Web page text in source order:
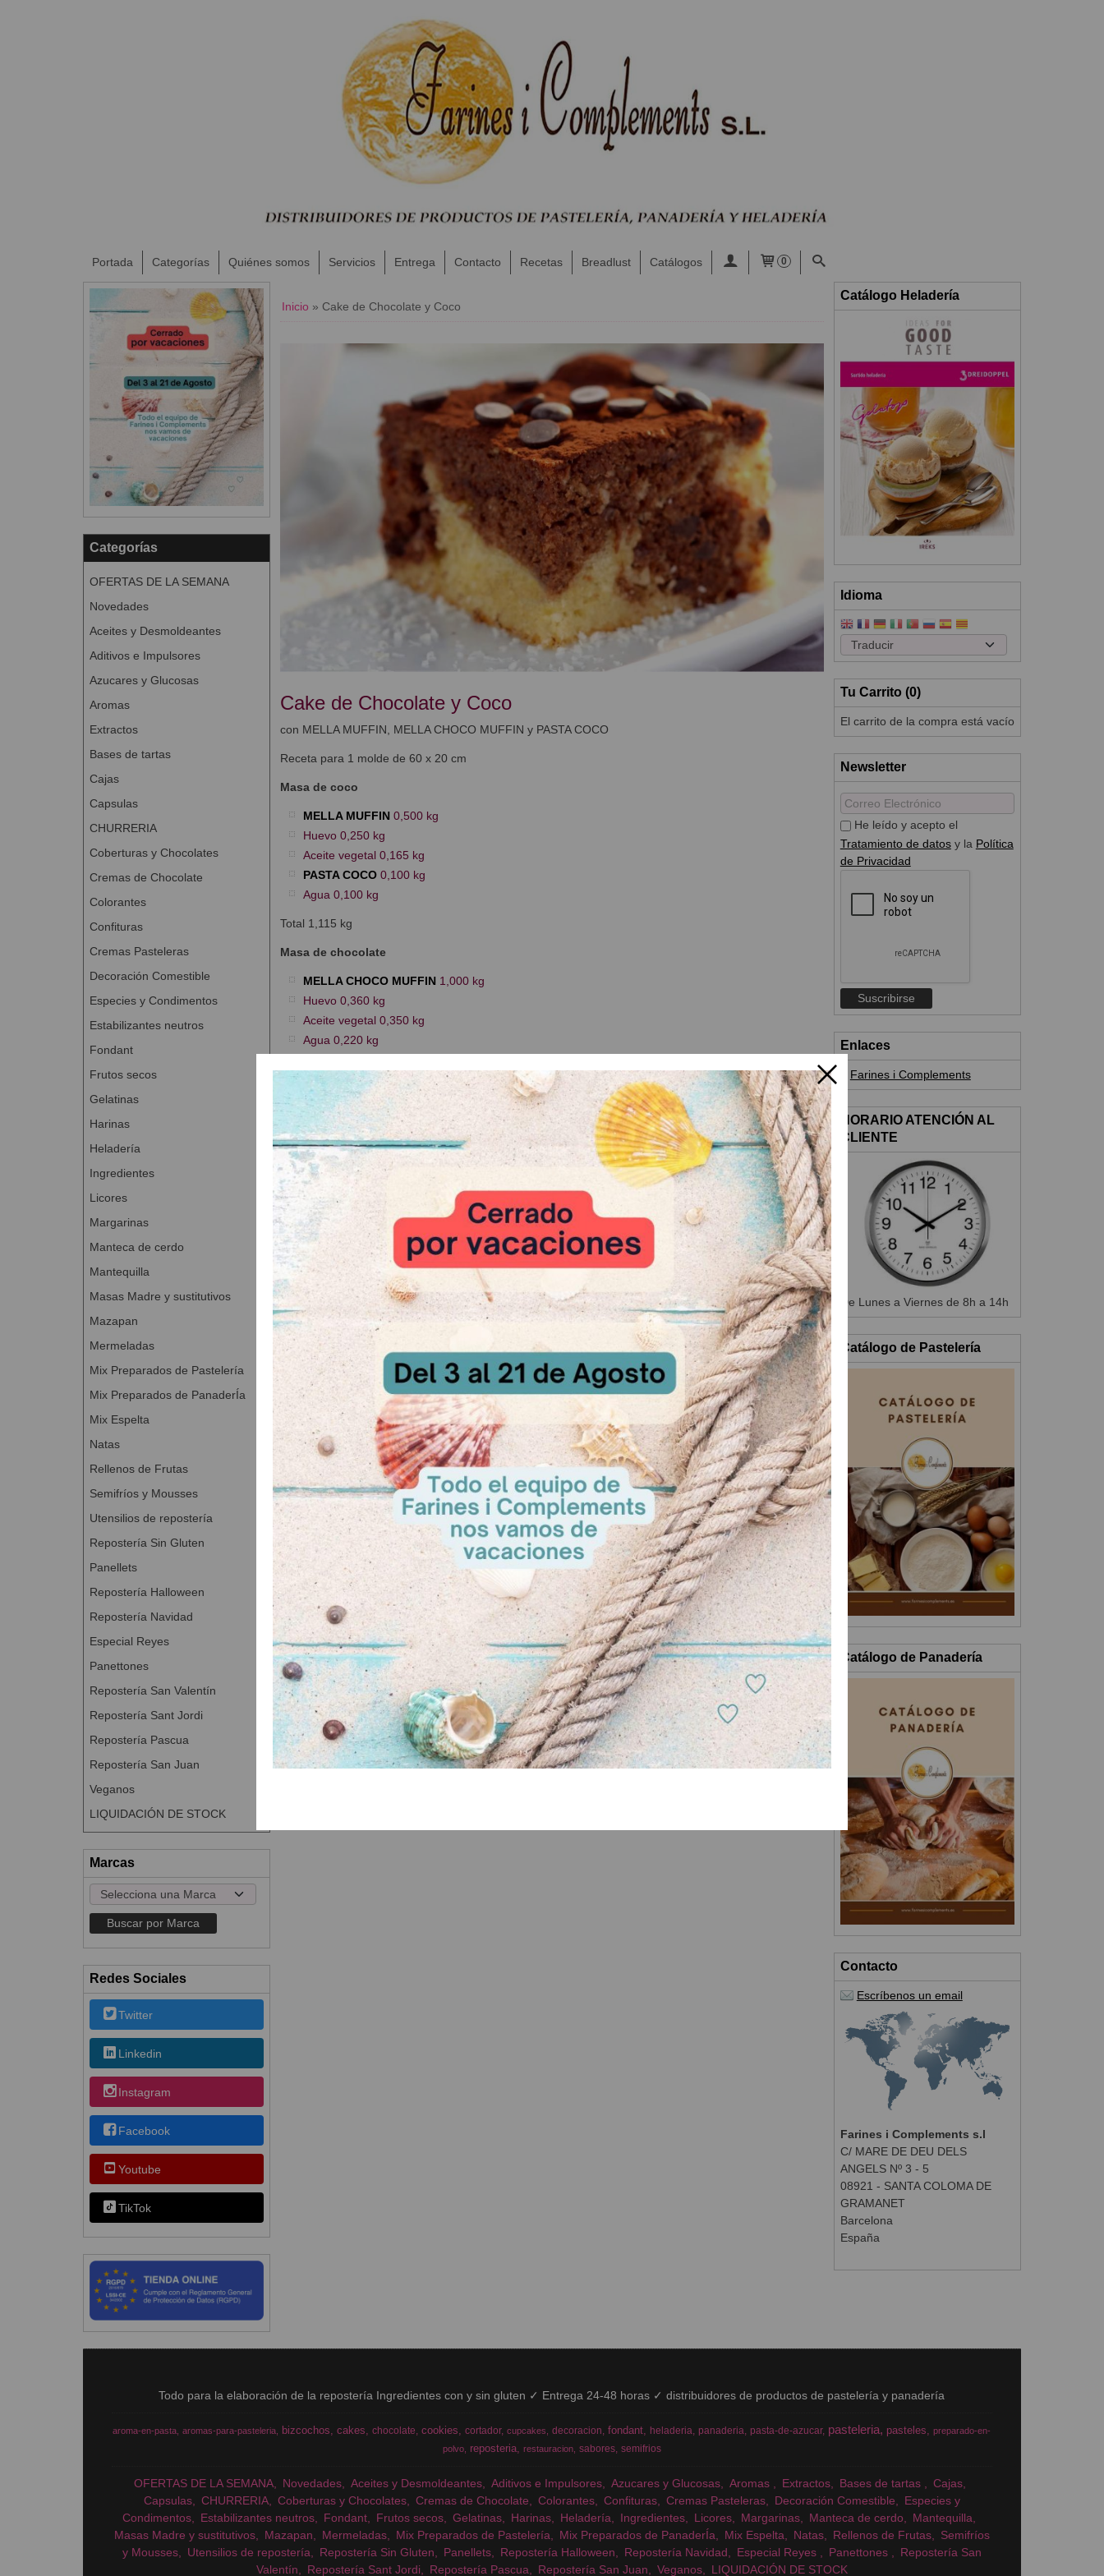
Portada Categorías Quiénes somos Servicios Entrega Contacto Recetas Breadlust Catálogos 0
Categorías
OFERTAS DE LA SEMANA
Novedades
Aceites y Desmoldeantes
Aditivos e Impulsores
Azucares y Glucosas
Aromas
Extractos
Bases de tartas
Cajas
Capsulas
CHURRERIA
Coberturas y Chocolates
Cremas de Chocolate
Colorantes
Confituras
Cremas Pasteleras
Decoración Comestible
Especies y Condimentos
Estabilizantes neutros
Fondant
Frutos secos
Gelatinas
Harinas
Heladería
Ingredientes
Licores
Margarinas
Manteca de cerdo
Mantequilla
Masas Madre y sustitutivos
Mazapan
Mermeladas
Mix Preparados de Pastelería
Mix Preparados de PanaderÍa
Mix Espelta
Natas
Rellenos de Frutas
Semifríos y Mousses
Utensilios de repostería
Repostería Sin Gluten
Panellets
Repostería Halloween
Repostería Navidad
Especial Reyes
Panettones
Repostería San Valentín
Repostería Sant Jordi
Repostería Pascua
Repostería San Juan
Veganos
LIQUIDACIÓN DE STOCK
Marcas
Redes Sociales
Twitter
Linkedin
Instagram
Facebook
Youtube
TikTok
Inicio » ​Cake de Chocolate y Coco
Cake de Chocolate y Coco
con MELLA MUFFIN, MELLA CHOCO MUFFIN y PASTA COCO
Receta para 1 molde de 60 x 20 cm
Masa de coco
MELLA MUFFIN 0,500 kg
Huevo 0,250 kg
Aceite vegetal 0,165 kg
PASTA COCO0,100 kg
Agua 0,100 kg
Total 1,115 kg
Masa de chocolate
MELLA CHOCO MUFFIN1,000 kg
Huevo 0,360 kg
Aceite vegetal 0,350 kg
Agua 0,220 kg
Total 1,930 kg
Proceso de elaboración:
Mezclar los ingredientes de las dos masas por separado en batidora con pala a velocidad lenta de
3 a 5 minutos.
Extender y alisar la masa de coco en un molde rectangular de 60 x 20 cm.
A continuación, extender por encima la masa de chocolate y, con una rasqueta, presionar varias
veces sobre la masa.
Cocer a 180 ºC durante 45 minutos.
Una vez frío, espolvorear con cacao en polvo, esparcir drops de chocolate y cortar porciones del
tamaño deseado.
Catálogo Heladería
Idioma
Tu Carrito (0)
El carrito de la compra está vacío
Newsletter
He leído y acepto el
Tratamiento de datosy la Política
de Privacidad
Enlaces
Farines i Complements
HORARIO ATENCIÓN AL
CLIENTE
De Lunes a Viernes de 8h a 14h
Catálogo de Pastelería
Catálogo de Panadería
Contacto
Escríbenos un email
Farines i Complements s.l
C/ MARE DE DEU DELS
ANGELS Nº 3 - 5
08921 - SANTA COLOMA DE
GRAMANET
Barcelona
España
Todo para la elaboración de la repostería Ingredientes con y sin gluten ✓ Entrega 24-48 horas ✓ distribuidores de productos de pastelería y panadería
aroma-en-pasta aromas-para-pasteleria bizcochos cakes chocolate cookies cortador cupcakes decoracion fondant heladeria panaderia pasta-de-azucar pasteleria pasteles
preparado-en-
polvo
reposteria restauracion sabores semifrios
OFERTAS DE LA SEMANA Novedades Aceites y Desmoldeantes Aditivos e Impulsores Azucares y Glucosas Aromas Extractos Bases de tartas
Cajas
Capsulas
CHURRERIA Coberturas y Chocolates Cremas de Chocolate Colorantes Confituras Cremas Pasteleras Decoración Comestible
Especies y
Condimentos
Estabilizantes neutros Fondant Frutos secos Gelatinas Harinas Heladería Ingredientes Licores Margarinas Manteca de cerdo
Mantequilla
Masas Madre y sustitutivos
Mazapan Mermeladas Mix Preparados de Pastelería Mix Preparados de PanaderÍa Mix Espelta Natas Rellenos de Frutas
Semifríos
y Mousses
Utensilios de repostería Repostería Sin Gluten Panellets Repostería Halloween Repostería Navidad Especial Reyes Panettones
Repostería San
Valentín
Repostería Sant Jordi Repostería Pascua Repostería San Juan Veganos LIQUIDACIÓN DE STOCK